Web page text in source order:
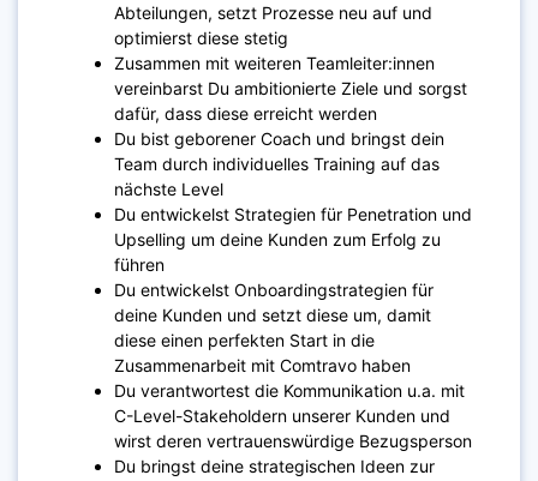
Abteilungen, setzt Prozesse neu auf und
optimierst diese stetig
Zusammen mit weiteren Teamleiter:innen
vereinbarst Du ambitionierte Ziele und sorgst
dafür, dass diese erreicht werden
Du bist geborener Coach und bringst dein
Team durch individuelles Training auf das
nächste Level
Du entwickelst Strategien für Penetration und
Upselling um deine Kunden zum Erfolg zu
führen
Du entwickelst Onboardingstrategien für
deine Kunden und setzt diese um, damit
diese einen perfekten Start in die
Zusammenarbeit mit Comtravo haben
Du verantwortest die Kommunikation u.a. mit
C-Level-Stakeholdern unserer Kunden und
wirst deren vertrauenswürdige Bezugsperson
Du bringst deine strategischen Ideen zur